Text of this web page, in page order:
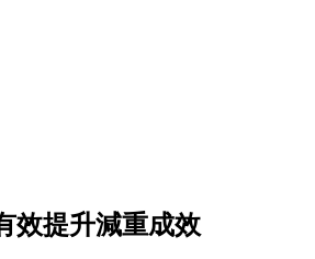
效提升減重成效